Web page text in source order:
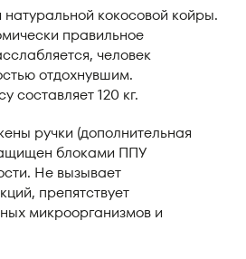
кокосовой койры.
правильное
человек
отдохнувшим.
составляет 120 кг.
ручки (дополнительная
блоками ППУ
Не вызывает
препятствует
микроорганизмов и